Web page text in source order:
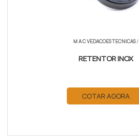
M A C VEDACOES TECNICAS/
RETENTOR INOX
COTAR AGORA